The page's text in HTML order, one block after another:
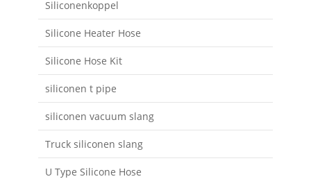
Siliconenkoppel
Silicone Heater Hose
Silicone Hose Kit
siliconen t pipe
siliconen vacuum slang
Truck siliconen slang
U Type Silicone Hose